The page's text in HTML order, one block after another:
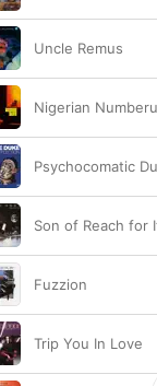
Uncle Remus
Nigerian
Psychocomatic
Son of Reach for
Fuzzion
Trip You In Love